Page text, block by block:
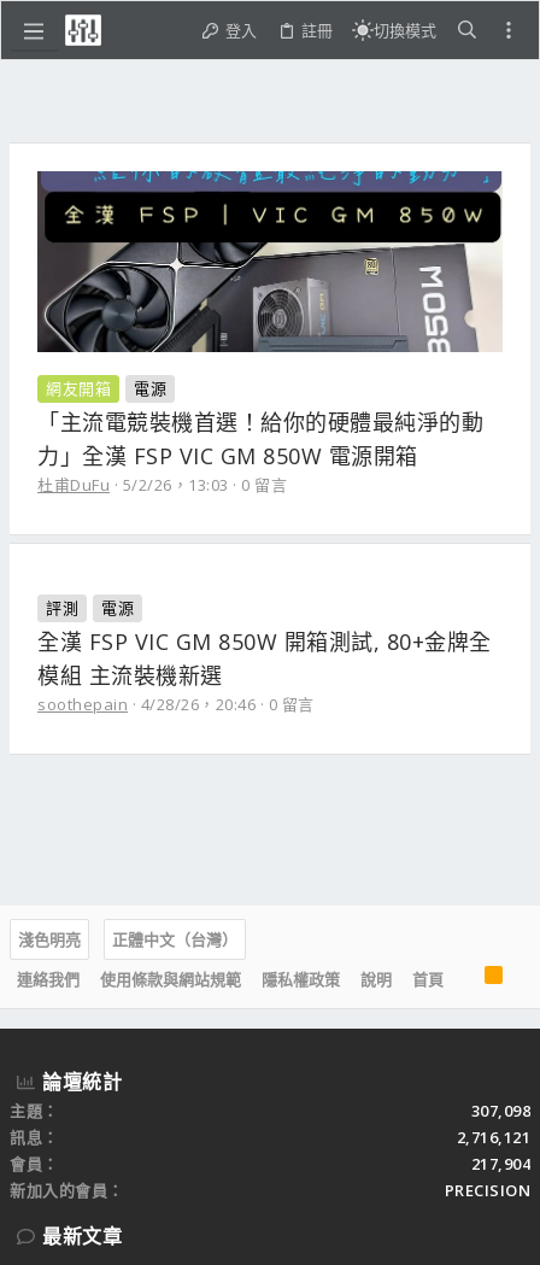
登入 註冊 切換模式
網友開箱 電源
「主流電競裝機首選！給你的硬體最純淨的動
力」全漢 FSP VIC GM 850W 電源開箱
杜甫DuFu 5/2/26，13:03 0 留言
評測 電源
全漢 FSP VIC GM 850W 開箱測試, 80+金牌全
模組 主流裝機新選
soothepain 4/28/26，20:46 0 留言
淺色明亮
正體中文（台灣）
連絡我們
使用條款與網站規範 隱私權政策 說明 首頁
R
S
S
論壇統計
主題
307,098
訊息
2,716,121
會員
217,904
新加入的會員
PRECISION
最新文章